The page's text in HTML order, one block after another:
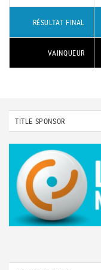
RÉSULTAT FINAL
VAINQUEUR
TITLE SPONSOR